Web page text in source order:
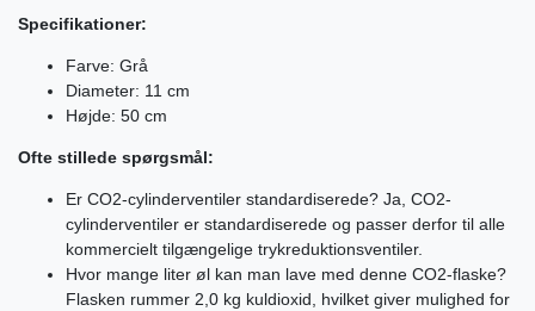
Specifikationer:
Farve: Grå
Diameter: 11 cm
Højde: 50 cm
Ofte stillede spørgsmål:
Er CO2-cylinderventiler standardiserede? Ja, CO2-
cylinderventiler er standardiserede og passer derfor til alle
kommercielt tilgængelige trykreduktionsventiler.
Hvor mange liter øl kan man lave med denne CO2-flaske?
Flasken rummer 2,0 kg kuldioxid, hvilket giver mulighed for